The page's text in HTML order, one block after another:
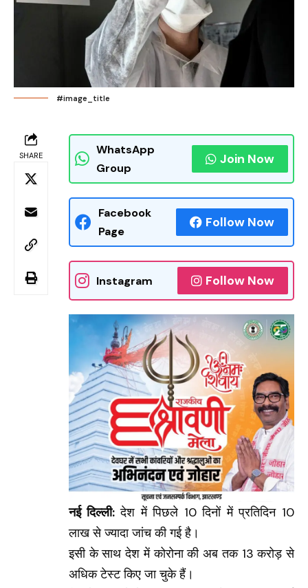
#image_title
SHARE
WhatsApp
Group
Join Now
Facebook
Page
Follow Now
Instagram Follow Now
नई दिल्ली:देश में पिछले 10 दिनों में प्रतिदिन 10
लाख से ज्‍यादा जांच की गई है।
इसी के साथ देश में कोरोना की अब तक 13 करोड़ से
अधिक टेस्ट किए जा चुके हैं।